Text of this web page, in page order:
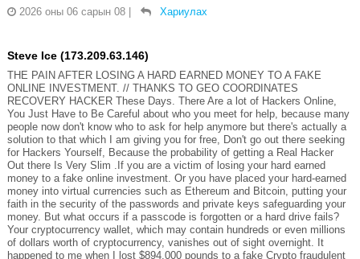
2026 оны 06 сарын 08
Хариулах
Steve Ice (173.209.63.146)
THE PAIN AFTER LOSING A HARD EARNED MONEY TO A FAKE
ONLINE INVESTMENT. // THANKS TO GEO COORDINATES
RECOVERY HACKER These Days. There Are a lot of Hackers Online,
You Just Have to Be Careful about who you meet for help, because many
people now don't know who to ask for help anymore but there's actually a
solution to that which I am giving you for free, Don't go out there seeking
for Hackers Yourself, Because the probability of getting a Real Hacker
Out there Is Very Slim .If you are a victim of losing your hard earned
money to a fake online investment. Or you have placed your hard-earned
money into virtual currencies such as Ethereum and Bitcoin, putting your
faith in the security of the passwords and private keys safeguarding your
money. But what occurs if a passcode is forgotten or a hard drive fails?
Your cryptocurrency wallet, which may contain hundreds or even millions
of dollars worth of cryptocurrency, vanishes out of sight overnight. It
happened to me when I lost $894,000 pounds to a fake Crypto fraudulent